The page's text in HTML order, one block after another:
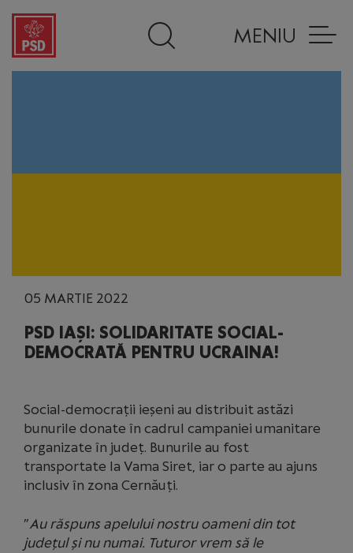
MENIU
05 MARTIE 2022
PSD IAȘI: SOLIDARITATE SOCIAL-
DEMOCRATĂ PENTRU UCRAINA!
Social-democrații ieșeni au distribuit astăzi
bunurile donate în cadrul campaniei umanitare
organizate în județ. Bunurile au fost
transportate la Vama Siret, iar o parte au ajuns
inclusiv în zona Cernăuți.
”Au răspuns apelului nostru oameni din tot
județul și nu numai. Tuturor vrem să le